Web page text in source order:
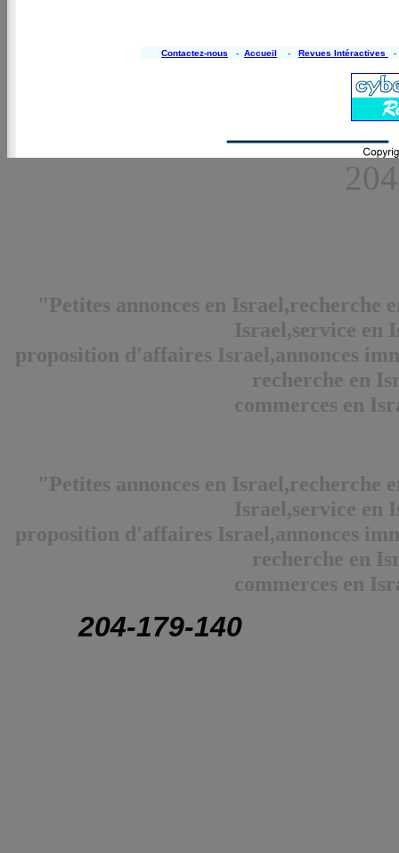
Contactez-nous - Accueil - Revues Intéractives
"Petites annonces en Israel,recherche
Israel,service en
proposition d'affaires Israel,annonces
recherche en
commerces en
"Petites annonces en Israel,recherche
Israel,service en
proposition d'affaires Israel,annonces
recherche en
commerces en
204-179-140